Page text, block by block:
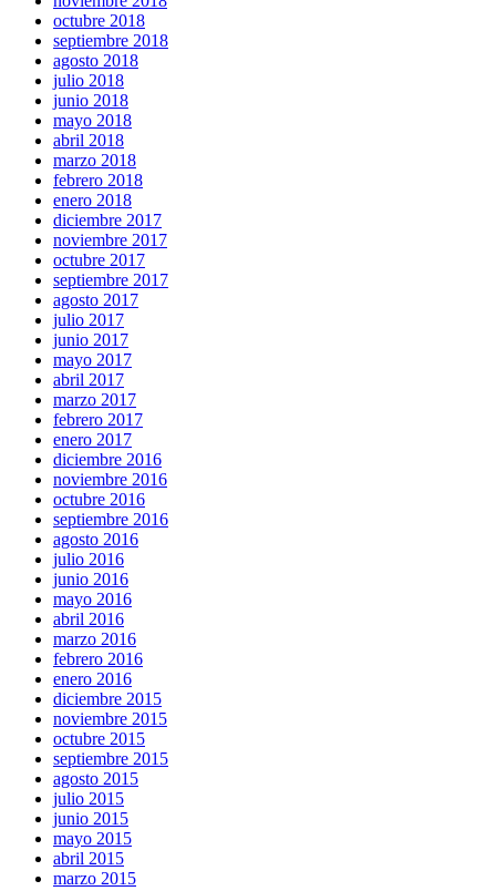
octubre 2018
septiembre 2018
agosto 2018
julio 2018
junio 2018
mayo 2018
abril 2018
marzo 2018
febrero 2018
enero 2018
diciembre 2017
noviembre 2017
octubre 2017
septiembre 2017
agosto 2017
julio 2017
junio 2017
mayo 2017
abril 2017
marzo 2017
febrero 2017
enero 2017
diciembre 2016
noviembre 2016
octubre 2016
septiembre 2016
agosto 2016
julio 2016
junio 2016
mayo 2016
abril 2016
marzo 2016
febrero 2016
enero 2016
diciembre 2015
noviembre 2015
octubre 2015
septiembre 2015
agosto 2015
julio 2015
junio 2015
mayo 2015
abril 2015
marzo 2015